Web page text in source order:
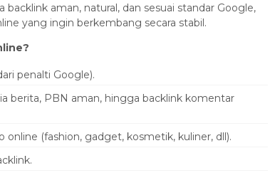
aman, natural, dan sesuai standar Google,
yang ingin berkembang secara stabil.
penalti Google).
berita, PBN aman, hingga backlink komentar
(fashion, gadget, kosmetik, kuliner, dll).